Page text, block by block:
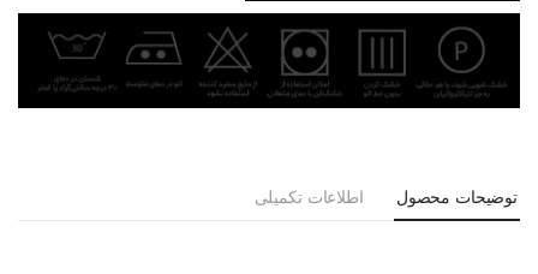
توضیحات محصول اطلاعات تکمیلی